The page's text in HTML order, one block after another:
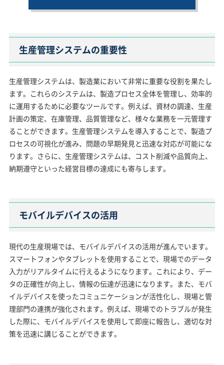
生産管理システムの重要性
生産管理システムは、製造業において非常に重要な役割を果たし
ます。これらのシステムは、製造プロセス全体を管理し、効率的
に運用するために必要なツールです。例えば、資材の調達、生産
計画の策定、在庫管理、品質管理など、様々な業務を一元管理す
ることができます。生産管理システムを導入することで、製造プ
ロセスの可視化が進み、問題の早期発見と迅速な対応が可能にな
ります。さらに、生産管理システムは、コスト削減や品質向上、
納期遵守といった経営目標の達成にも寄与します。
モバイルデバイスの活用
現代の生産現場では、モバイルデバイスの活用が進んでいます。
スマートフォンやタブレットを使用することで、現場でのデータ
入力がリアルタイムに行えるようになります。これにより、デー
タの正確性が向上し、情報の伝達が迅速になります。また、モバ
イルデバイスを使ったコミュニケーションが活性化し、現場と管
理部門の連携が強化されます。例えば、現場でのトラブルが発生
した際に、モバイルデバイスを使用して即座に報告し、適切な対
策を迅速に講じることができます。